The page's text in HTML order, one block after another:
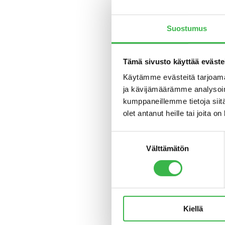
Suostumus
Tämä sivusto käyttää
Käytämme evästeitä
ja kävijämäärämme
kumppaneillemme tietoja
olet antanut heille tai joita
Välttämätön
Kiellä
ruoka ei
–
hallinto